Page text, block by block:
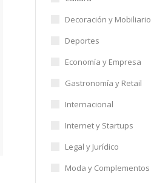
Decoración y Mobiliario
Deportes
Economía y Empresa
Gastronomía y Retail
Internacional
Internet y Startups
Legal y Jurídico
Moda y Complementos